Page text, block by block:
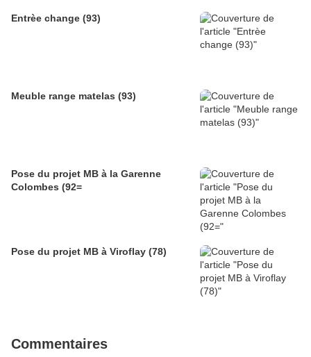
Entrèe change (93)
Meuble range matelas (93)
Pose du projet MB à la Garenne
Colombes (92=
Pose du projet MB à Viroflay (78)
Commentaires